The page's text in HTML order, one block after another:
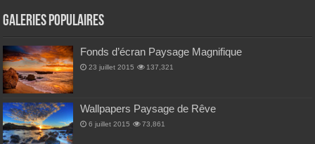
Galeries Populaires
Fonds d’écran Paysage Magnifique
23 juillet 2015 137,321
Wallpapers Paysage de Rêve
6 juillet 2015 73,861